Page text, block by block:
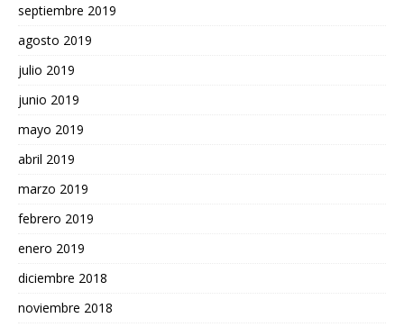
septiembre 2019
agosto 2019
julio 2019
junio 2019
mayo 2019
abril 2019
marzo 2019
febrero 2019
enero 2019
diciembre 2018
noviembre 2018